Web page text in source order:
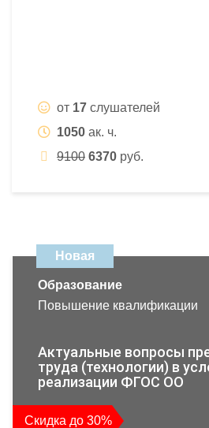
от 17 слушателей
1050 ак. ч.
9100 6370 руб.
Новая
Образование
Повышение квалификации
Актуальные вопросы
труда (технологии) в
реализации ФГОС ОО
Скидка до 30%